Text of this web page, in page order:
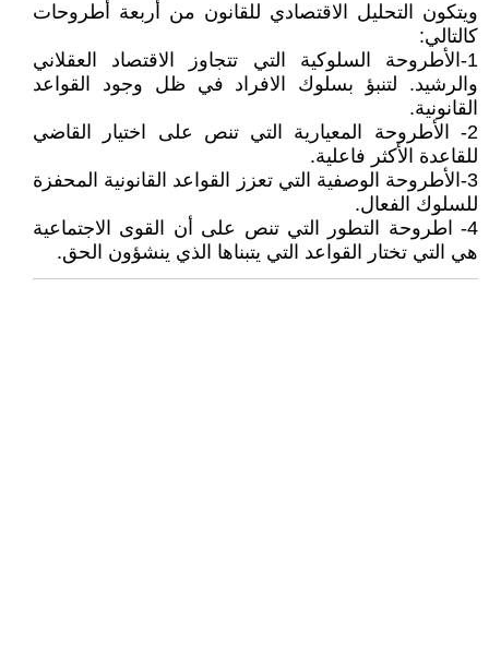
ويتكون التحليل الاقتصادي للقانون من أربعة أطروحات
كالتالي:
1-الأطروحة السلوكية التي تتجاوز الاقتصاد العقلاني
والرشيد. لتنبؤ بسلوك الافراد في ظل وجود القواعد
القانونية.
2- الأطروحة المعيارية التي تنص على اختيار القاضي
للقاعدة الأكثر فاعلية.
3-الأطروحة الوصفية التي تعزز القواعد القانونية المحفزة
للسلوك الفعال.
4- اطروحة التطور التي تنص على أن القوى الاجتماعية
هي التي تختار القواعد التي يتبناها الذي ينشؤون الحق.